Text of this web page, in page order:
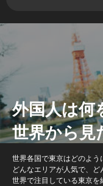
外国人は
世界から見
世界各国で東京はどのよう
どんなエリアが人気で、
世界で注目している東京を